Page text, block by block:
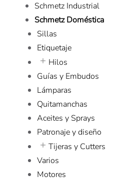
Schmetz Industrial
Schmetz Doméstica
Sillas
Etiquetaje
Hilos
Guías y Embudos
Lámparas
Quitamanchas
Aceites y Sprays
Patronaje y diseño
Tijeras y Cutters
Varios
Motores